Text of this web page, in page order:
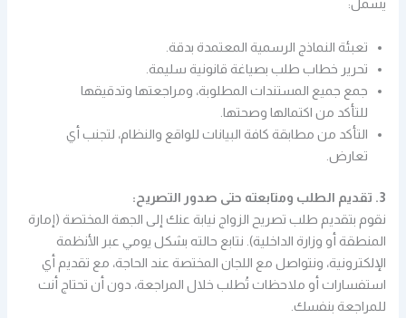
يشمل:
تعبئة النماذج الرسمية المعتمدة بدقة.
تحرير خطاب طلب بصياغة قانونية سليمة.
جمع جميع المستندات المطلوبة، ومراجعتها وتدقيقها
للتأكد من اكتمالها وصحتها.
التأكد من مطابقة كافة البيانات للواقع والنظام، لتجنب أي
تعارض.
3. تقديم الطلب ومتابعته حتى صدور التصريح:
نقوم بتقديم طلب تصريح الزواج نيابة عنك إلى الجهة المختصة (إمارة
المنطقة أو وزارة الداخلية). نتابع حالته بشكل يومي عبر الأنظمة
الإلكترونية، ونتواصل مع اللجان المختصة عند الحاجة، مع تقديم أي
استفسارات أو ملاحظات تُطلب خلال المراجعة، دون أن تحتاج أنت
للمراجعة بنفسك.